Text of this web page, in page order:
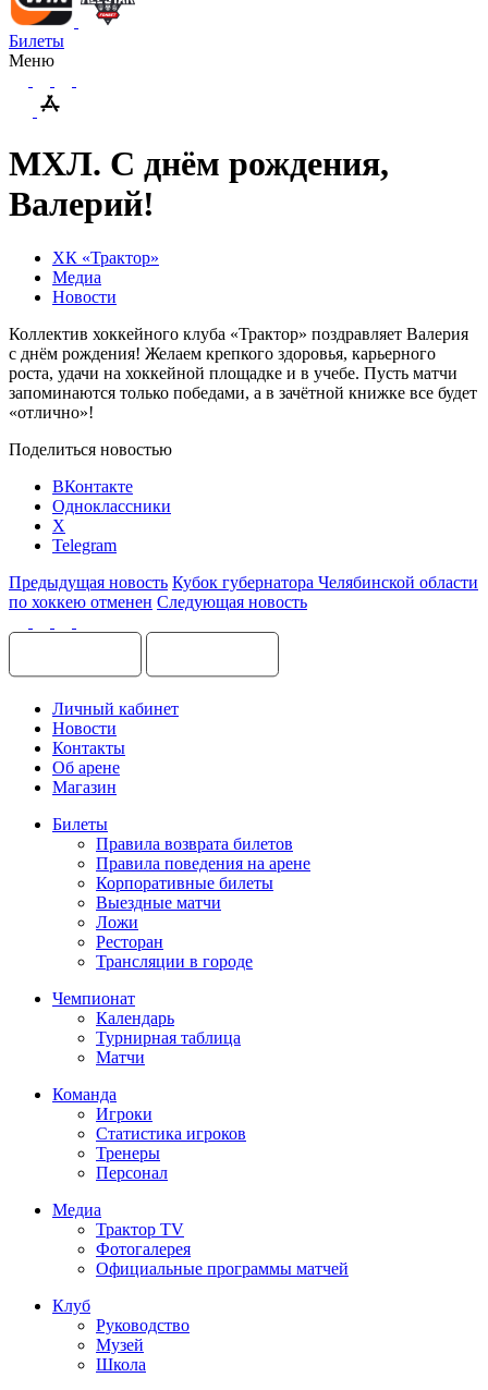
Билеты
Меню
МХЛ. С днём рождения,
Валерий!
ХК «Трактор»
Медиа
Новости
Коллектив хоккейного клуба «Трактор» поздравляет Валерия
с днём рождения! Желаем крепкого здоровья, карьерного
роста, удачи на хоккейной площадке и в учебе. Пусть матчи
запоминаются только победами, а в зачётной книжке все будет
«отлично»!
Поделиться новостью
ВКонтакте
Одноклассники
X
Telegram
Предыдущая новость Кубок губернатора Челябинской области
по хоккею отменен Следующая новость
Личный кабинет
Новости
Контакты
Об арене
Магазин
Билеты
Правила возврата билетов
Правила поведения на арене
Корпоративные билеты
Выездные матчи
Ложи
Ресторан
Трансляции в городе
Чемпионат
Календарь
Турнирная таблица
Матчи
Команда
Игроки
Статистика игроков
Тренеры
Персонал
Медиа
Трактор TV
Фотогалерея
Официальные программы матчей
Клуб
Руководство
Музей
Школа